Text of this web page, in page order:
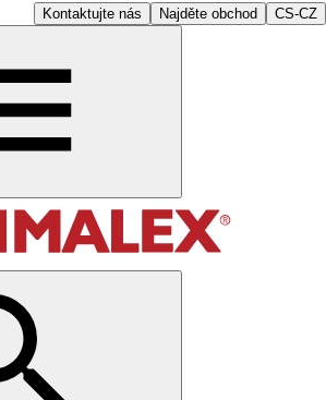
Kontaktujte nás Najděte obchod CS-CZ